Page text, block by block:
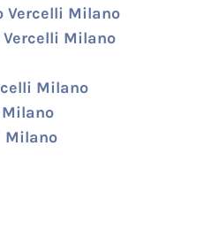
Vercelli Milano
Vercelli Milano
Milano
Milano
Milano